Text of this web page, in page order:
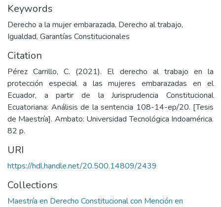
Keywords
Derecho a la mujer embarazada, Derecho al trabajo,
Igualdad, Garantías Constitucionales
Citation
Pérez Carrillo, C. (2021). El derecho al trabajo en la
protección especial a las mujeres embarazadas en el
Ecuador, a partir de la Jurisprudencia Constitucional
Ecuatoriana: Análisis de la sentencia 108-14-ep/20. [Tesis
de Maestría]. Ambato: Universidad Tecnológica Indoamérica.
82 p.
URI
https://hdl.handle.net/20.500.14809/2439
Collections
Maestría en Derecho Constitucional con Mención en